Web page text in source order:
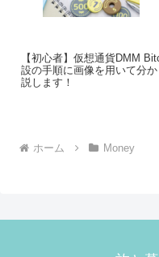
【初心者】仮想通貨DMM
設の手順に画像を用いて分
説します！
ホーム Money